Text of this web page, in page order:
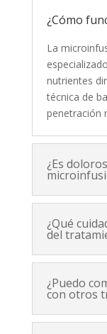
¿Cómo
La
nutrientes
técnica de
penetración
¿Es
¿Qué
del
¿Puedo
con otros